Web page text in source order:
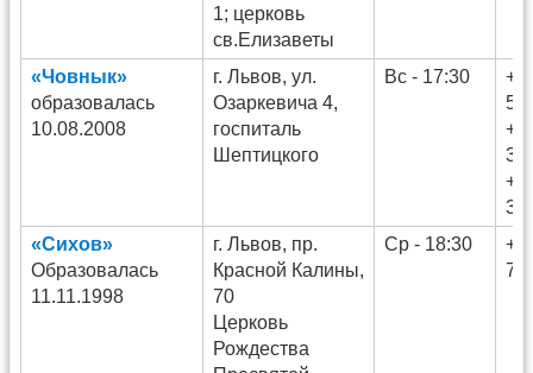
1; церковь
св.Елизаветы
«Човнык»
образовалась
10.08.2008
г. Львов, ул.
Озаркевича 4,
госпиталь
Шептицкого
Вс - 17:30
58
32
35
«Сихов»
Образовалась
11.11.1998
г. Львов, пр.
Красной Калины,
70
Церковь
Рождества
Ср - 18:30
77